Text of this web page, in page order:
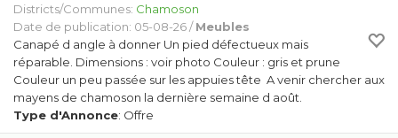
Districts/Communes: Chamoson
Date de publication: 05-08-26 /Meubles
Canapé d angle à donner Un pied défectueux mais
réparable. Dimensions : voir photo Couleur : gris et prune
Couleur un peu passée sur les appuies tête A venir chercher aux
mayens de chamoson la dernière semaine d août.
Type d'Annonce: Offre